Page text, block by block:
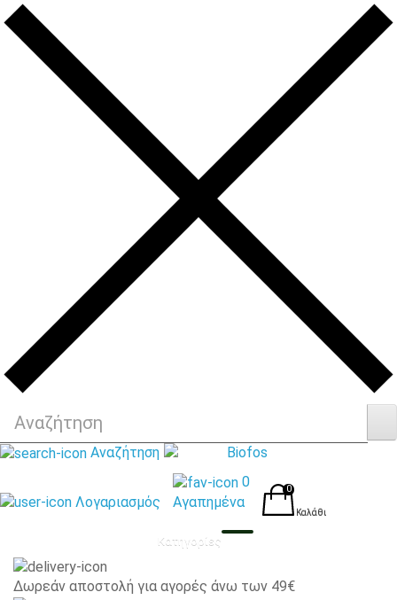
Αναζήτηση
Λογαριασμός
0
Αγαπημένα
Καλάθι
0
Κατηγορίες
Δωρεάν αποστολή για αγορές άνω των 49€